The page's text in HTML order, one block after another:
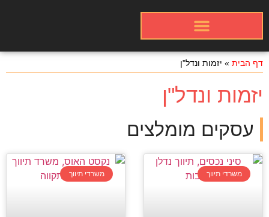
דף הבית » יזמות ונדל"ן
יזמות ונדל"ן
עסקים מומלצים
משרדי תיווך משרדי תיווך